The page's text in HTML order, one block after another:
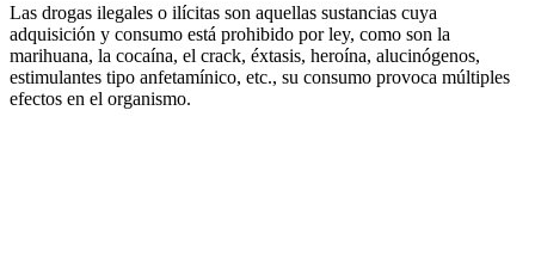
Las drogas ilegales o ilícitas son aquellas sustancias cuya
adquisición y consumo está prohibido por ley, como son la
marihuana, la cocaína, el crack, éxtasis, heroína, alucinógenos,
estimulantes tipo anfetamínico, etc., su consumo provoca múltiples
efectos en el organismo.